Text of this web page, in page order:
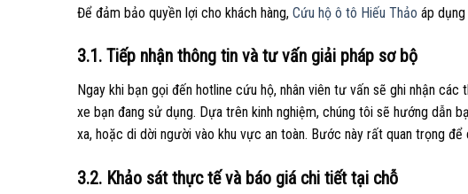
Để đảm bảo quyền lợi cho khách hàng, Cứu hộ ô tô Hiếu Thảo áp
3.1. Tiếp nhận thông tin và tư vấn giải pháp sơ bộ
Ngay khi bạn gọi đến hotline cứu hộ, nhân viên tư vấn sẽ ghi nhận
xe bạn đang sử dụng. Dựa trên kinh nghiệm, chúng tôi sẽ hướng dẫn
xa, hoặc di dời người vào khu vực an toàn. Bước này rất quan trọng
3.2. Khảo sát thực tế và báo giá chi tiết tại chỗ